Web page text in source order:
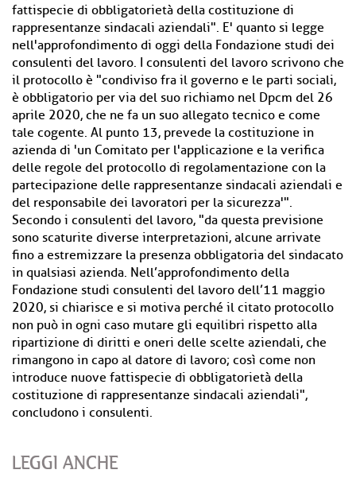
fattispecie di obbligatorietà della costituzione di
rappresentanze sindacali aziendali". E' quanto si legge
nell'approfondimento di oggi della Fondazione studi dei
consulenti del lavoro. I consulenti del lavoro scrivono che
il protocollo è "condiviso fra il governo e le parti sociali,
è obbligatorio per via del suo richiamo nel Dpcm del 26
aprile 2020, che ne fa un suo allegato tecnico e come
tale cogente. Al punto 13, prevede la costituzione in
azienda di 'un Comitato per l'applicazione e la verifica
delle regole del protocollo di regolamentazione con la
partecipazione delle rappresentanze sindacali aziendali e
del responsabile dei lavoratori per la sicurezza'".
Secondo i consulenti del lavoro, "da questa previsione
sono scaturite diverse interpretazioni, alcune arrivate
fino a estremizzare la presenza obbligatoria del sindacato
in qualsiasi azienda. Nell’approfondimento della
Fondazione studi consulenti del lavoro dell’11 maggio
2020, si chiarisce e si motiva perché il citato protocollo
non può in ogni caso mutare gli equilibri rispetto alla
ripartizione di diritti e oneri delle scelte aziendali, che
rimangono in capo al datore di lavoro; così come non
introduce nuove fattispecie di obbligatorietà della
costituzione di rappresentanze sindacali aziendali",
concludono i consulenti.
LEGGI ANCHE